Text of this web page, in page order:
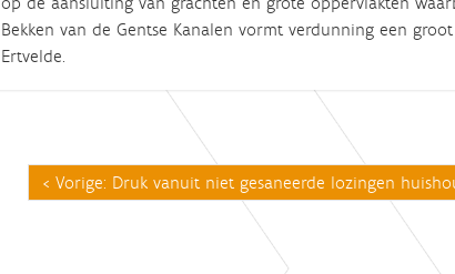
Bekken van de Gentse Kanalen vormt verdunning een
Ertvelde.
Vorige: Druk vanuit niet gesaneerde lozingen